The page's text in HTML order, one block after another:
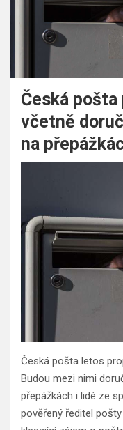
Česká
včetně
na
Česká pošta letos
Budou mezi nimi
přepážkách i lidé ze
pověřený ředitel